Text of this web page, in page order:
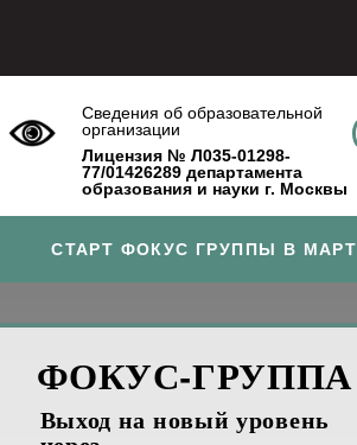
ВОЙТИ
Лицензия № Л035-01298-
77/01426289 департамента
образования и науки г. Москвы
СТАРТ ФОКУС ГРУППЫ В МАРТЕ 2026 ГОДА
ФОКУС-ГРУППА
через
Руны и Психологию
10 недель глубокой
вашей жизни. Убираем
системные блоки, которые